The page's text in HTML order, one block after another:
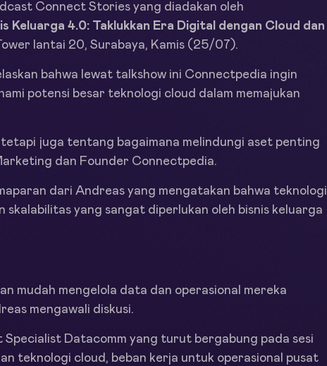
Connect Stories yang diadakan oleh
Keluarga 4.0: Taklukkan Era Digital dengan Cloud dan
lantai 20, Surabaya, Kamis (25/07).
bahwa lewat talkshow ini Connectpedia ingin
potensi besar teknologi cloud dalam memajukan
tetapi juga tentang bagaimana melindungi aset penting
dan Founder Connectpedia.
dari Andreas yang mengatakan bahwa teknologi
skalabilitas yang sangat diperlukan oleh bisnis keluarga
mudah mengelola data dan operasional mereka
mengawali diskusi.
Specialist Datacomm yang turut bergabung pada sesi
teknologi cloud, beban kerja untuk operasional pusat